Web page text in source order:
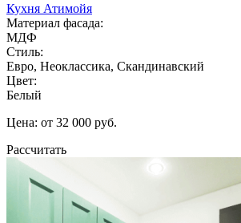
Кухня Атимойя
Материал фасада:
МДФ
Стиль:
Евро, Неоклассика, Скандинавский
Цвет:
Белый
Цена: от 32 000 руб.
Рассчитать